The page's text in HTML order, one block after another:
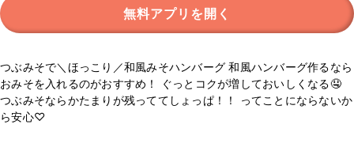
無料アプリを開く
つぶみそで＼ほっこり／和風みそハンバーグ 和風ハンバーグ作るなら
おみそを入れるのがおすすめ！ ぐっとコクが増しておいしくなる🤤
つぶみそならかたまりが残っててしょっぱ！！ ってことにならないか
ら安心♡